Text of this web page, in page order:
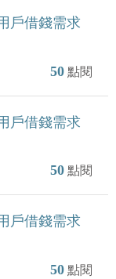
戶借錢需求
50 點閱
戶借錢需求
50 點閱
戶借錢需求
50 點閱